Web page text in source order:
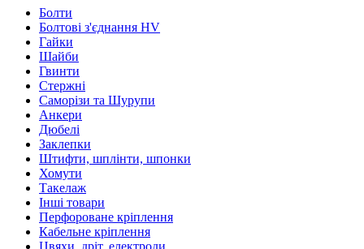
Болти
Болтові з'єднання HV
Гайки
Шайби
Гвинти
Стержні
Саморізи та Шурупи
Анкери
Дюбелі
Заклепки
Штифти, шплінти, шпонки
Хомути
Такелаж
Інші товари
Перфороване кріплення
Кабельне кріплення
Цвяхи, дріт, електроди